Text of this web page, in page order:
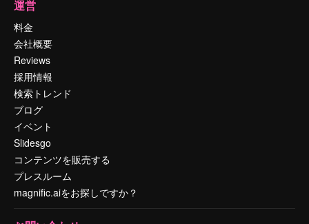
運営
料金
会社概要
Reviews
採用情報
検索トレンド
ブログ
イベント
Slidesgo
コンテンツを販売する
プレスルーム
magnific.aiをお探しですか？